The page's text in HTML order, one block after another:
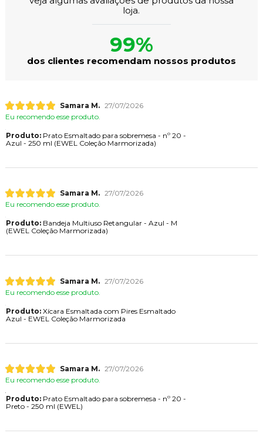
loja.
99%
dos clientes recomendam nossos produtos
Samara M. 27/07/2026
Eu recomendo esse produto.
Produto:Prato Esmaltado para sobremesa - nº 20 -
Azul - 250 ml (EWEL Coleção Marmorizada)
Samara M. 27/07/2026
Eu recomendo esse produto.
Produto:Bandeja Multiuso Retangular - Azul - M
(EWEL Coleção Marmorizada)
Samara M. 27/07/2026
Eu recomendo esse produto.
Produto:Xícara Esmaltada com Pires Esmaltado
Azul - EWEL Coleção Marmorizada
Samara M. 27/07/2026
Eu recomendo esse produto.
Produto:Prato Esmaltado para sobremesa - nº 20 -
Preto - 250 ml (EWEL)